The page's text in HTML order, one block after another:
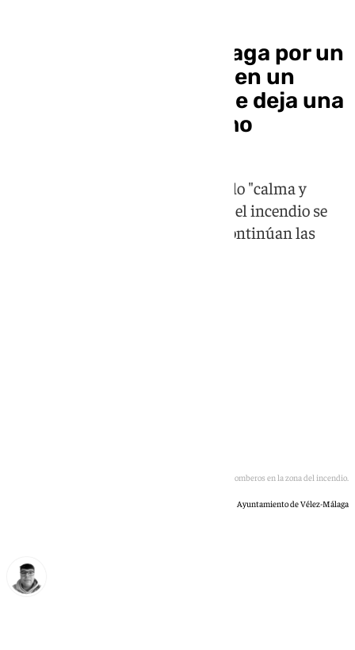
Tensión en Vélez-Málaga por un
impactante incendio en un
taller de camiones que deja una
gran columna de humo
Desde el Ayuntamiento han pedido "calma y
tranquilidad" y han señalado que el incendio se
encuentro "controlado" aunque continúan las
Imagen de los bomberos en la zona del incendio.
Ayuntamiento de Vélez-Málaga